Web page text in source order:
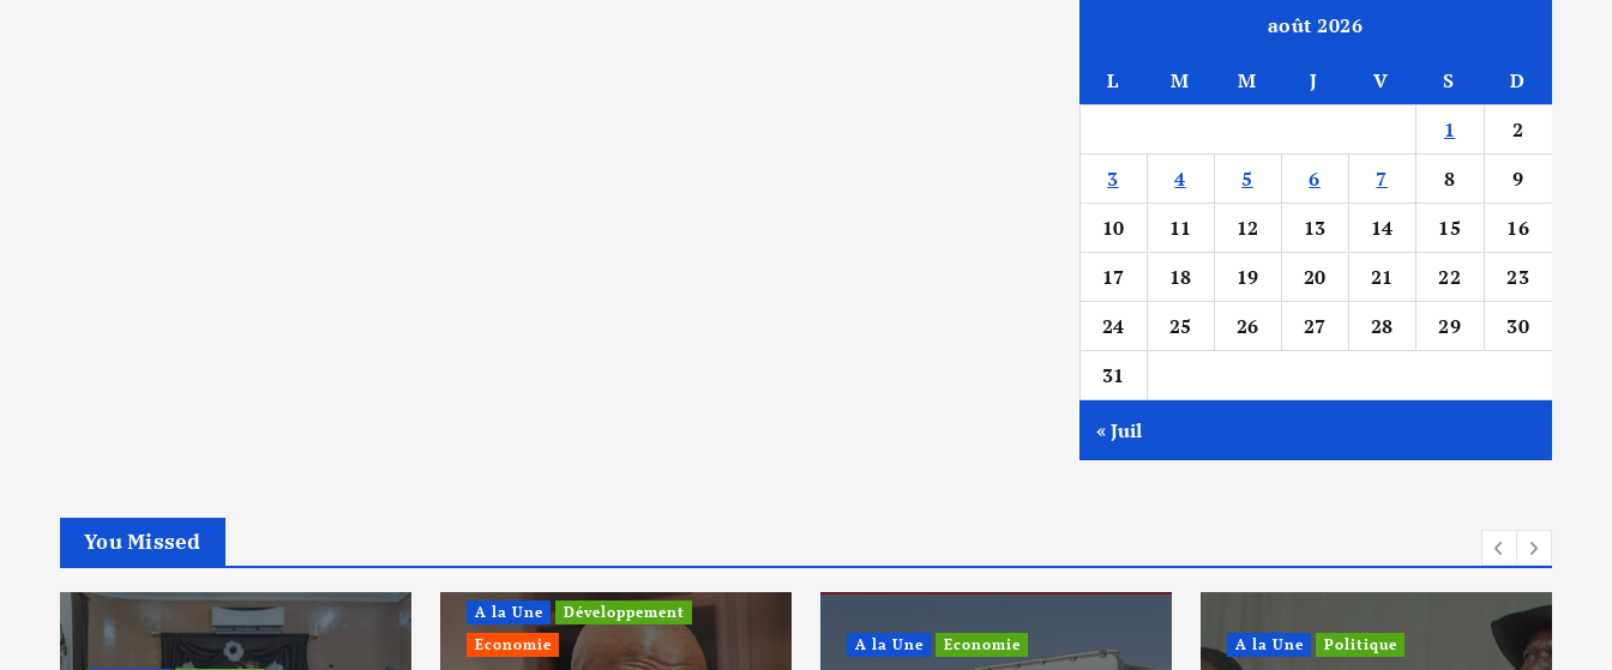
août 2026
L M M J V S
D
1
2
3
4 5 6 7 8
9
10
11 12 13 14 15
16
17
18 19 20 21 22
23
24
25 26 27 28 29
30
31
« Juil
You Missed
A la Une
Développement
Economie
A la Une Economie A la Une Politique